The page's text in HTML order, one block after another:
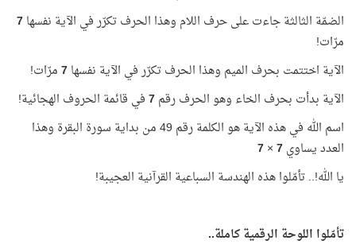
الضمّة الثالثة جاءت على حرف اللام وهذا الحرف تكرّر في الآية نفسها7
مرّات!
الآية اختتمت بحرف الميم وهذا الحرف تكرّر في الآية نفسها7مرّات!
الآية بدأت بحرف الخاء وهو الحرف رقم7في قائمة الحروف الهجائية!
اسم الله في هذه الآية هو الكلمة رقم 49 من بداية سورة البقرة وهذا
العدد يساوي7
×
7
يا الله!.. تأمّلوا هذه الهندسة السباعية القرآنية العجيبة!
تأمّلوا اللوحة الرقمية كاملة..